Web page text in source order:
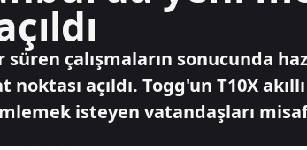
süren çalışmaların sonucunda
açıldı. Togg'un T10X
isteyen vatandaşları